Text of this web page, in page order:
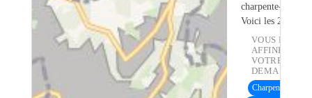
charpente-bois.
Voici les 20
VOUS
AFFINER
VOTRE
DEMANDE :
Charpente bois